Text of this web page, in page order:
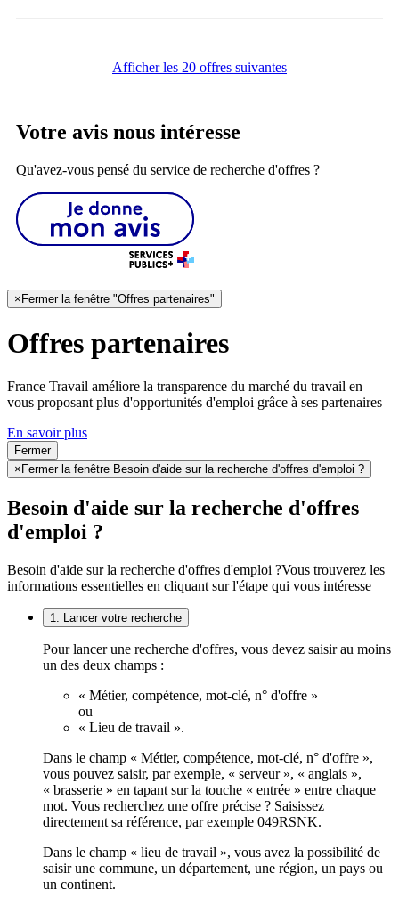
Afficher les 20 offres suivantes
Votre avis nous intéresse
Qu'avez-vous pensé du service de recherche d'offres ?
×Fermer la fenêtre "Offres partenaires"
Offres partenaires
France Travail améliore la transparence du marché du travail en
vous proposant plus d'opportunités d'emploi grâce à ses partenaires
En savoir plus
Fermer
× Fermer la fenêtre Besoin d'aide sur la recherche d'offres d'emploi ?
Besoin d'aide sur la recherche d'offres
d'emploi ?
Besoin d'aide sur la recherche d'offres d'emploi ?Vous trouverez les
informations essentielles en cliquant sur l'étape qui vous intéresse
1. Lancer votre recherche
Pour lancer une recherche d'offres, vous devez saisir au moins
un des deux champs :
« Métier, compétence, mot-clé, n° d'offre »
ou
« Lieu de travail ».
Dans le champ « Métier, compétence, mot-clé, n° d'offre »,
vous pouvez saisir, par exemple, « serveur », « anglais »,
« brasserie » en tapant sur la touche « entrée » entre chaque
mot. Vous recherchez une offre précise ? Saisissez
directement sa référence, par exemple 049RSNK.
Dans le champ « lieu de travail », vous avez la possibilité de
saisir une commune, un département, une région, un pays ou
un continent.